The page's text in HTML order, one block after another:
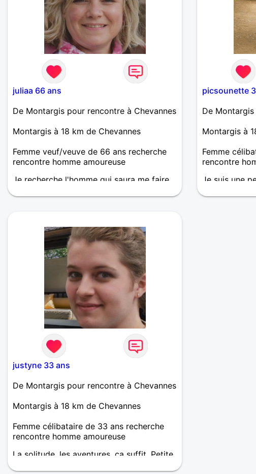
juliaa 66 ans
De Montargis pour rencontre à Chevannes
Montargis à 18 km de Chevannes
Femme veuf/veuve de 66 ans recherche
rencontre homme amoureuse
Je recherche l'homme qui saura me faire
compréhensif et surtout fidèle.
picsounette
De
Montargis à
Femme
rencontre
Je suis une
essentiels.
justyne 33 ans
De Montargis pour rencontre à Chevannes
Montargis à 18 km de Chevannes
Femme célibataire de 33 ans recherche
rencontre homme amoureuse
La solitude, les aventures, ça suffit. Petite